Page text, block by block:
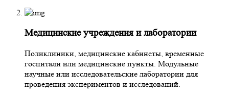
Медицинские учреждения и лаборатории
Поликлиники, медицинские кабинеты, временные
госпитали или медицинские пункты. Модульные
научные или исследовательские лаборатории для
проведения экспериментов и исследований.